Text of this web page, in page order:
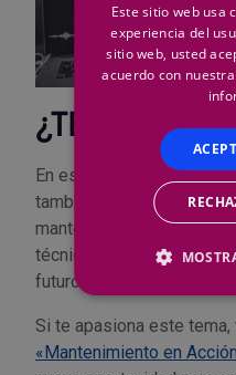
¿TE UNES AL
En este episodio, no
también
buscamos
mantenimiento industrial
técnica; es una
futuro más eficiente,
Si te apasiona este
«Mantenimiento en
Este sitio web usa
experiencia del
sitio web, usted
acuerdo con